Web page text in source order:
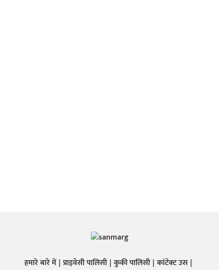
हमारे बारे में प्राइवेसी पालिसी कुकी पालिसी कांटेक्ट उस